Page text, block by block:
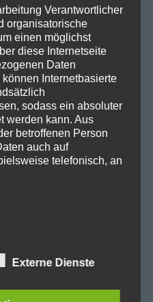
Verantwortlicher
organisatorische
einen möglichst
diese Internetseite
Daten
Internetbasierte
sodass ein absoluter
werden kann. Aus
betroffenen Person
auch auf
telefonisch, an
den Europäischen
beim Erlass
Datenschutzerklärung
Externe Dienste